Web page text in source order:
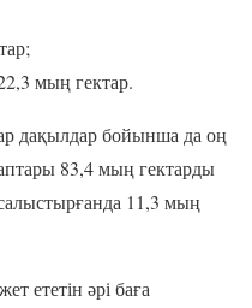
мың гектар.
дақылдар бойынша да оң
83,4 мың гектарды
11,3 мың
ететін әрі баға